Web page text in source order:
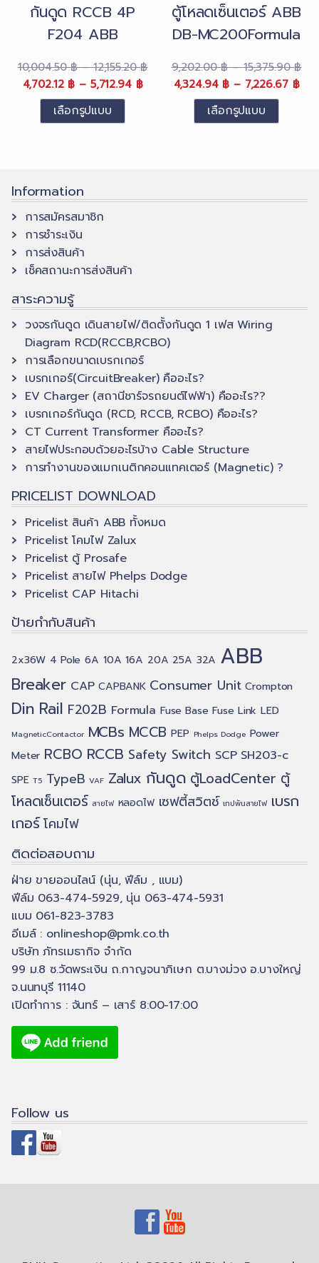
the
product
กันดูด RCCB 4P
F204 ABB
10,004.50฿ – 12,155.20฿Price
range:
10,004.50 ฿
Original
price
range:
10,004.50 ฿
through
12,155.20 ฿.
4,702.12 ฿ – 5,712.94 ฿Price
Current
4,702.12 ฿
เลือกรูปแบบ
multiple
variants.
The
may
be
on
the
product
page
ตู้โหลดเซ็นเตอร์ ABB
DB-MC200Formula
9,202.00฿ – 15,375.90฿
Original
price
9,202.00 ฿
4,324.94 ฿ – 7,226.67 ฿
เลือกรูปแบบ
variants.
on
the
Information
การสมัครสมาชิก
การชำระเงิน
การส่งสินค้า
เช็คสถานะการส่งสินค้า
สาระความรู้
วงจรกันดูด เดินสายไฟ/ติดตั้งกันดูด 1 เฟส Wiring
Diagram RCD(RCCB,RCBO)
การเลือกขนาดเบรกเกอร์
เบรกเกอร์(CircuitBreaker) คืออะไร?
EV Charger (สถานีชาร์จรถยนต์ไฟฟ้า) คืออะไร??
เบรกเกอร์กันดูด (RCD, RCCB, RCBO) คืออะไร?
CT Current Transformer คืออะไร?
สายไฟประกอบด้วยอะไรบ้าง Cable Structure
การทำงานของแมกเนติกคอนแทคเตอร์ (Magnetic) ?
PRICELIST DOWNLOAD
Pricelist สินค้า ABB ทั้งหมด
Pricelist โคมไฟ Zalux
Pricelist ตู้ Prosafe
Pricelist สายไฟ Phelps Dodge
Pricelist CAP Hitachi
ป้ายกำกับสินค้า
2x36W 4 Pole 6A 10A 16A 20A 25A 32A ABB
Breaker CAP CAPBANK Consumer Unit Crompton
Din Rail F202B Formula Fuse Base Fuse Link LED
MagneticContactor MCBs MCCB PEP Phelps Dodge Power
Meter RCBO RCCB Safety Switch SCP SH203-c
SPE T5 TypeB VAF Zalux กันดูด ตู้LoadCenter ตู้
โหลดเซ็นเตอร์ สายไฟ หลอดไฟ เซฟตี้สวิตช์ เทปพันสายไฟ เบรก
เกอร์ โคมไฟ
ติดต่อสอบถาม
ฝ่าย ขายออนไลน์ (นุ่น, ฟีล์ม , แบม)
ฟีล์ม 063-474-5929, นุ่น 063-474-5931
แบม 061-823-3783
อีเมล์ : onlineshop@pmk.co.th
บริษัท ภัทรเมธากิจ จำกัด
99 ม.8 ซ.วัดพระเงิน ถ.กาญจนาภิเษก ต.บางม่วง อ.บางใหญ่
จ.นนทบุรี 11140
เปิดทำการ : จันทร์ – เสาร์ 8:00-17:00
Follow us